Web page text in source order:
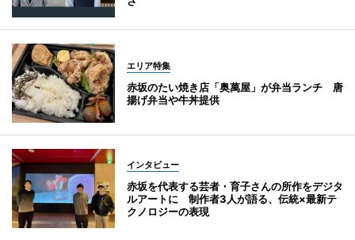
エリア特集
赤坂のたい焼き店「奥萬屋」が弁当ランチ 唐
揚げ弁当や牛丼提供
インタビュー
赤坂を代表する芸者・育子さんの所作をデジタ
ルアートに 制作者3人が語る、伝統×最新テ
クノロジーの表現